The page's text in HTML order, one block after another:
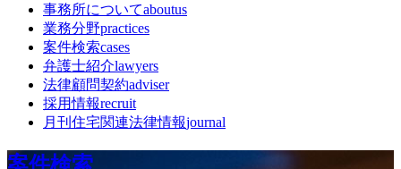
事務所についてaboutus
業務分野practices
案件検索cases
弁護士紹介lawyers
法律顧問契約adviser
採用情報recruit
月刊住宅関連法律情報journal
案件検索